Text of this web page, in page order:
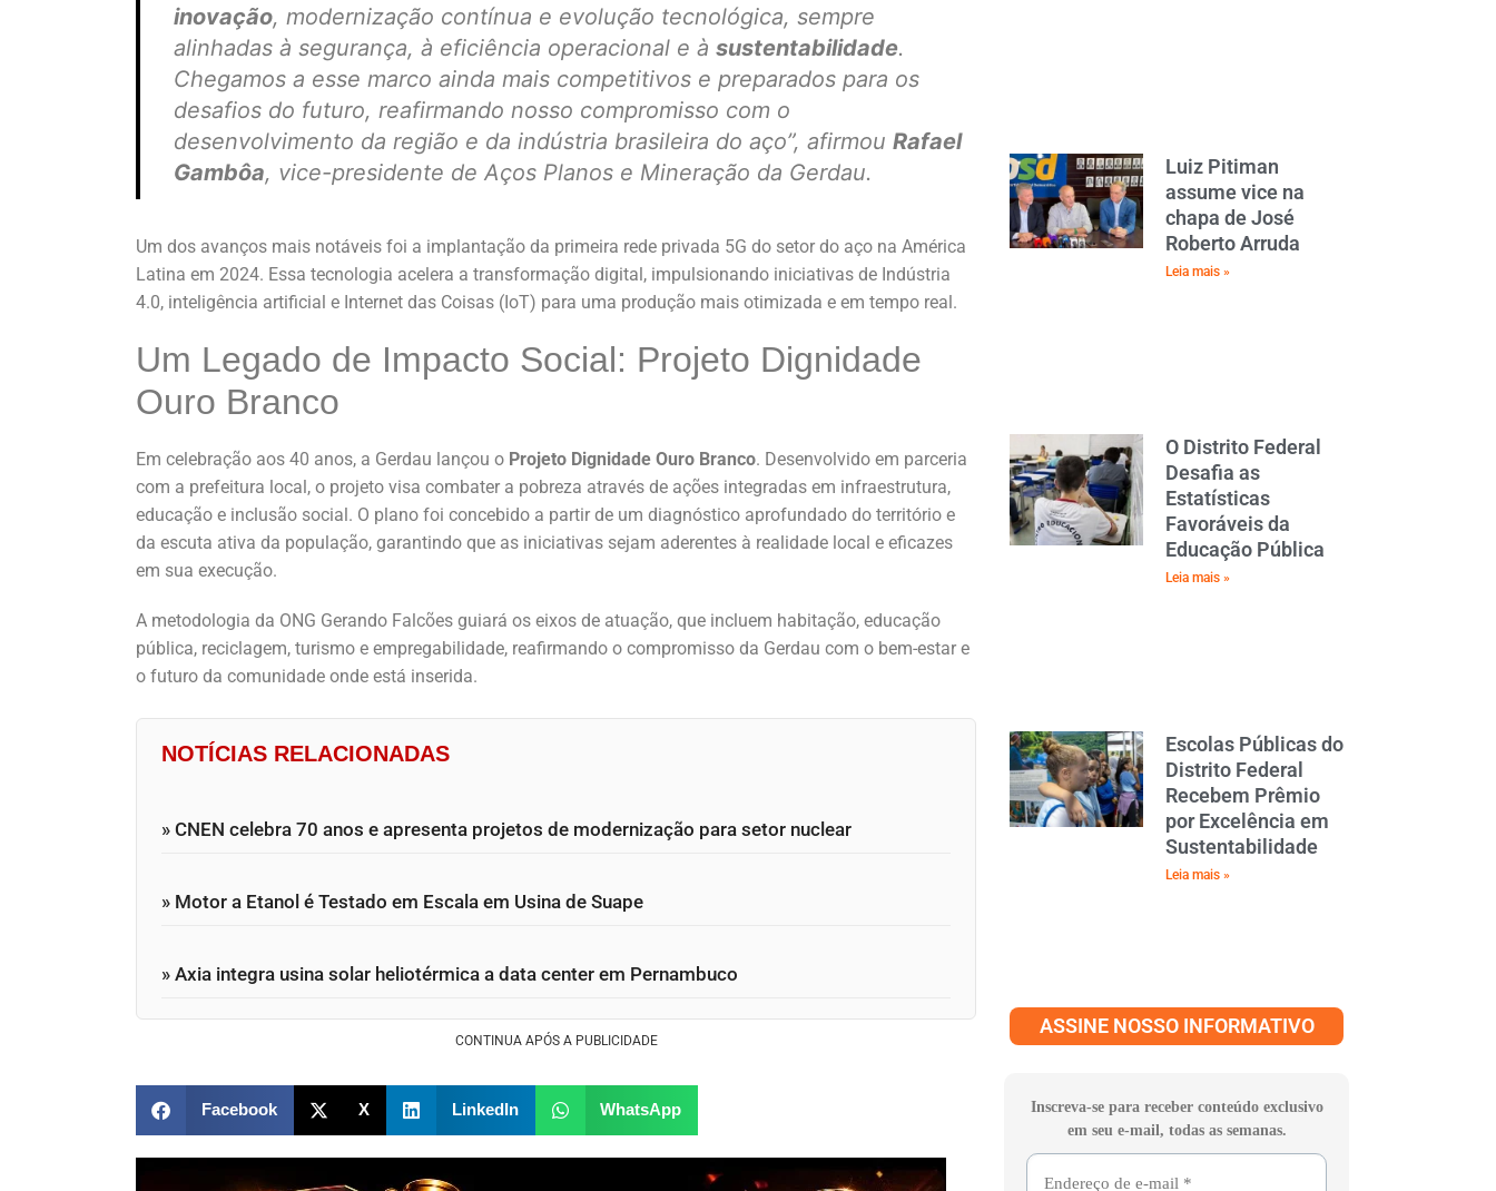
inovação, modernização contínua e evolução tecnológica, sempre
alinhadas à segurança, à eficiência operacional e à sustentabilidade.
Chegamos a esse marco ainda mais competitivos e preparados para os
desafios do futuro, reafirmando nosso compromisso com o
desenvolvimento da região e da indústria brasileira do aço”, afirmou Rafael
Gambôa, vice-presidente de Aços Planos e Mineração da Gerdau.
Um dos avanços mais notáveis foi a implantação da primeira rede privada 5G do setor do aço na América
Latina em 2024. Essa tecnologia acelera a transformação digital, impulsionando iniciativas de Indústria
4.0, inteligência artificial e Internet das Coisas (IoT) para uma produção mais otimizada e em tempo real.
Um Legado de Impacto Social: Projeto Dignidade
Ouro Branco
Em celebração aos 40 anos, a Gerdau lançou o Projeto Dignidade Ouro Branco. Desenvolvido em parceria
com a prefeitura local, o projeto visa combater a pobreza através de ações integradas em infraestrutura,
educação e inclusão social. O plano foi concebido a partir de um diagnóstico aprofundado do território e
da escuta ativa da população, garantindo que as iniciativas sejam aderentes à realidade local e eficazes
em sua execução.
A metodologia da ONG Gerando Falcões guiará os eixos de atuação, que incluem habitação, educação
pública, reciclagem, turismo e empregabilidade, reafirmando o compromisso da Gerdau com o bem-estar e
o futuro da comunidade onde está inserida.
NOTÍCIAS RELACIONADAS
» CNEN celebra 70 anos e apresenta projetos de modernização para setor nuclear
» Motor a Etanol é Testado em Escala em Usina de Suape
» Axia integra usina solar heliotérmica a data center em Pernambuco
CONTINUA APÓS A PUBLICIDADE
Facebook X LinkedIn WhatsApp
Luiz Pitiman
assume vice na
chapa de José
Roberto Arruda
Leia mais »
O Distrito Federal
Desafia as
Estatísticas
Favoráveis da
Educação Pública
Leia mais »
Escolas Públicas do
Distrito Federal
Recebem Prêmio
por Excelência em
Sustentabilidade
Leia mais »
ASSINE NOSSO INFORMATIVO
Inscreva-se para receber conteúdo exclusivo
em seu e-mail, todas as semanas.